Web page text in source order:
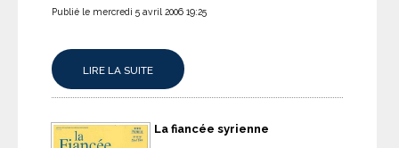
Publié le mercredi 5 avril 2006 19:25
LIRE LA SUITE
La fiancée syrienne